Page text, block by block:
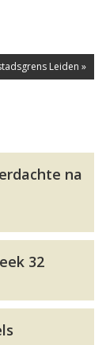
Leiden »
na
32